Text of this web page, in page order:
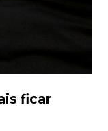
ficar